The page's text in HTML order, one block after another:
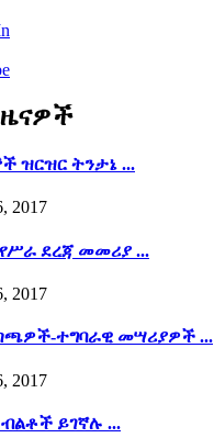
ዝርዝር ትንታኔ ...
2017
ደረጃ መመሪያ ...
2017
ተግባራዊ መሣሪያዎች ...
2017
ብልቶች ይገኛሉ ...